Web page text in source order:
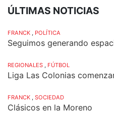
ÚLTIMAS NOTICIAS
FRANCK , POLÍTICA
Seguimos generando
REGIONALES , FÚTBOL
Liga Las Colonias
FRANCK , SOCIEDAD
Clásicos en la Moreno